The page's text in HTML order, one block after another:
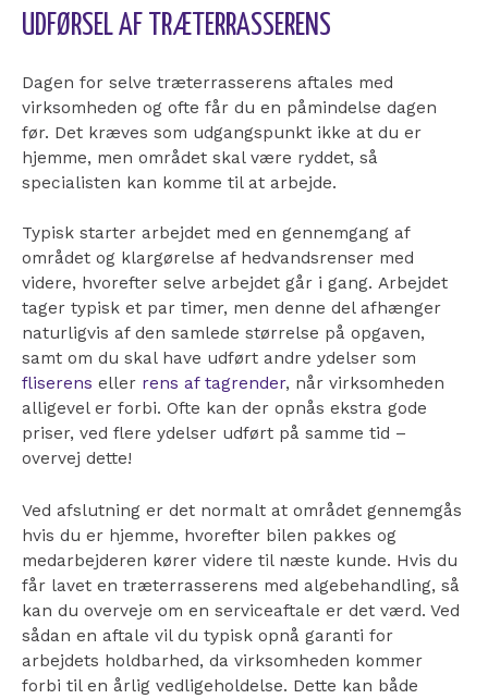
UDFØRSEL AF TRÆTERRASSERENS
Dagen for selve træterrasserens aftales med
virksomheden og ofte får du en påmindelse dagen
før. Det kræves som udgangspunkt ikke at du er
hjemme, men området skal være ryddet, så
specialisten kan komme til at arbejde.
Typisk starter arbejdet med en gennemgang af
området og klargørelse af hedvandsrenser med
videre, hvorefter selve arbejdet går i gang. Arbejdet
tager typisk et par timer, men denne del afhænger
naturligvis af den samlede størrelse på opgaven,
samt om du skal have udført andre ydelser som
fliserens eller rens af tagrender, når virksomheden
alligevel er forbi. Ofte kan der opnås ekstra gode
priser, ved flere ydelser udført på samme tid –
overvej dette!
Ved afslutning er det normalt at området gennemgås
hvis du er hjemme, hvorefter bilen pakkes og
medarbejderen kører videre til næste kunde. Hvis du
får lavet en træterrasserens med algebehandling, så
kan du overveje om en serviceaftale er det værd. Ved
sådan en aftale vil du typisk opnå garanti for
arbejdets holdbarhed, da virksomheden kommer
forbi til en årlig vedligeholdelse. Dette kan både